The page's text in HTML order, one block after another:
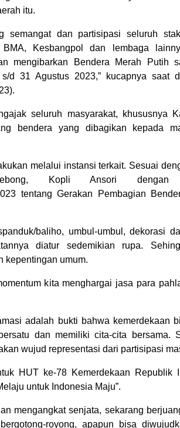
itu.
semangat dan partisipasi seluruh
Kesbangpol dan lembaga
mengibarkan Bendera Merah Putih
d 31 Agustus 2023,” kucapnya saat
seluruh masyarakat, khususnya
bendera yang dibagikan kepada
melalui instansi terkait. Sesuai
Kopli Ansori dengan
tentang Gerakan Pembagian
baliho, umbul-umbul, dekorasi
diatur sedemikian rupa.
kepentingan umum.
kita menghargai jasa para
adalah bukti bahwa kemerdekaan
dan memiliki cita-cita bersama.
wujud representasi dari partisipasi
HUT ke-78 Kemerdekaan Republik
untuk Indonesia Maju”.
mengangkat senjata, sekarang
royong, apapun bisa